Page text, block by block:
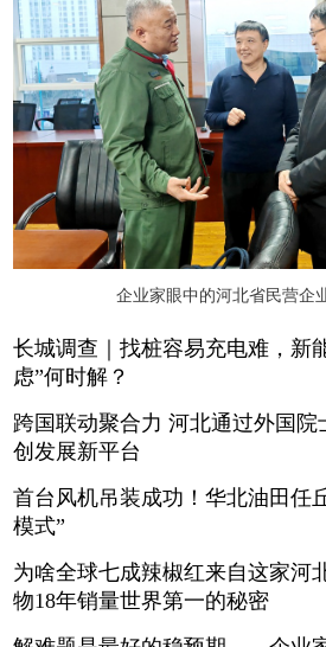
企业家眼中的河北省民营企
长城调查｜找桩容易充电难，新
虑”何时解？
跨国联动聚合力 河北通过外国
创发展新平台
首台风机吊装成功！华北油田任
模式”
为啥全球七成辣椒红来自这家河
物18年销量世界第一的秘密